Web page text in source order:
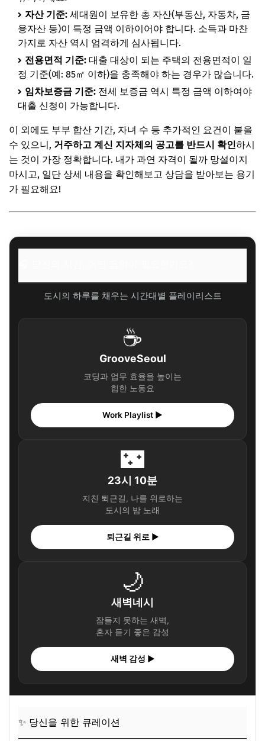
자산 기준: 세대원이 보유한 총 자산(부동산, 자동차, 금
융자산 등)이 특정 금액 이하이어야 합니다. 소득과 마찬
가지로 자산 역시 엄격하게 심사됩니다.
전용면적 기준: 대출 대상이 되는 주택의 전용면적이 일
정 기준(예: 85㎡ 이하)을 충족해야 하는 경우가 많습니다.
임차보증금 기준: 전세 보증금 역시 특정 금액 이하여야
대출 신청이 가능합니다.
이 외에도 부부 합산 기간, 자녀 수 등 추가적인 요건이 붙을
수 있으니, 거주하고 계신 지자체의 공고를 반드시 확인하시
는 것이 가장 정확합니다. 내가 과연 자격이 될까 망설이지
마시고, 일단 상세 내용을 확인해보고 상담을 받아보는 용기
가 필요해요!
도시의 하루를 채우는 시간대별 플레이리스트
☕
GrooveSeoul
코딩과 업무 효율을 높이는
힙한 노동요
Work Playlist ▶
🌃
23시 10분
지친 퇴근길, 나를 위로하는
도시의 밤 노래
퇴근길 위로 ▶
🌙
새벽네시
잠들지 못하는 새벽,
혼자 듣기 좋은 감성
새벽 감성 ▶
✨ 당신을 위한 큐레이션